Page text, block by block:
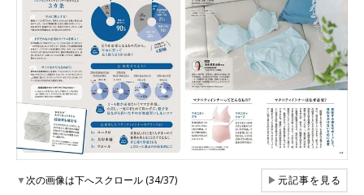
▼次の画像は下へスクロール (34/37) ▶元記事を見る